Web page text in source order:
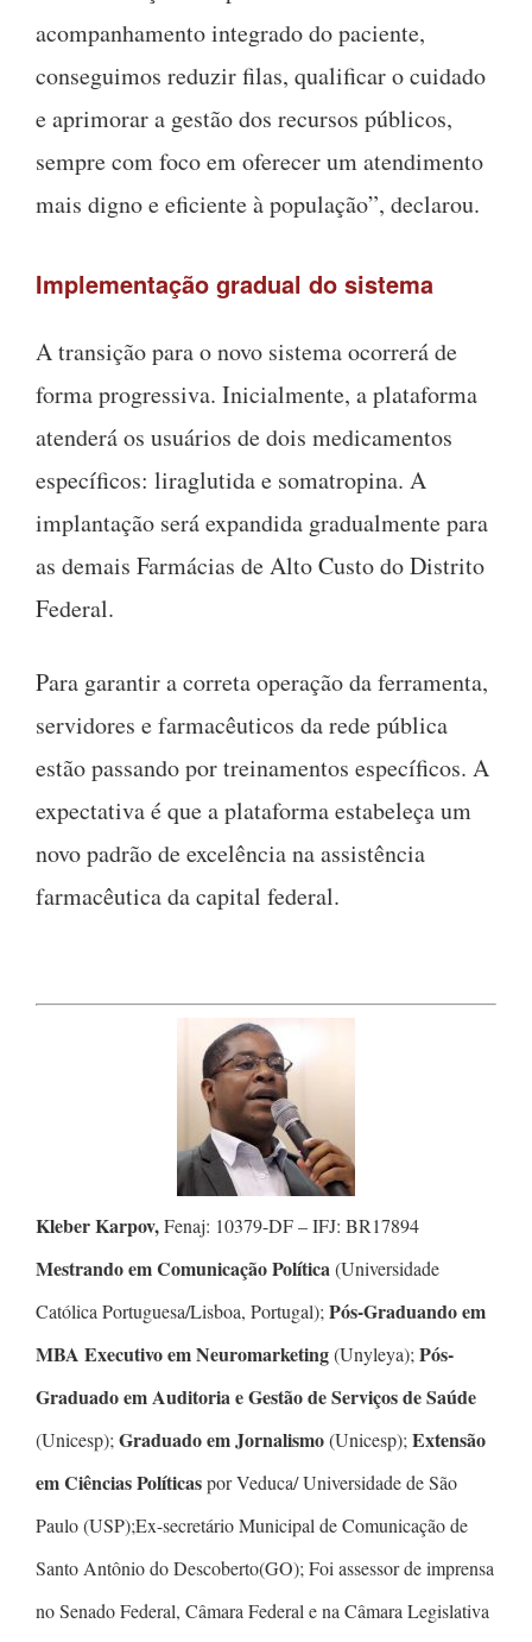
acompanhamento integrado do paciente,
conseguimos reduzir filas, qualificar o cuidado
e aprimorar a gestão dos recursos públicos,
sempre com foco em oferecer um atendimento
mais digno e eficiente à população”, declarou.
Implementação gradual do sistema
A transição para o novo sistema ocorrerá de
forma progressiva. Inicialmente, a plataforma
atenderá os usuários de dois medicamentos
específicos: liraglutida e somatropina. A
implantação será expandida gradualmente para
as demais Farmácias de Alto Custo do Distrito
Federal.
Para garantir a correta operação da ferramenta,
servidores e farmacêuticos da rede pública
estão passando por treinamentos específicos. A
expectativa é que a plataforma estabeleça um
novo padrão de excelência na assistência
farmacêutica da capital federal.
Kleber Karpov,Fenaj: 10379-DF – IFJ: BR17894
Mestrando em Comunicação Política(Universidade
Católica Portuguesa/Lisboa, Portugal); Pós-Graduando em
MBA Executivo em Neuromarketing(Unyleya); Pós-
Graduado em Auditoria e Gestão de Serviços de Saúde
(Unicesp); Graduado em Jornalismo(Unicesp); Extensão
em Ciências Políticaspor Veduca/ Universidade de São
Paulo (USP);Ex-secretário Municipal de Comunicação de
Santo Antônio do Descoberto(GO); Foi assessor de imprensa
no Senado Federal, Câmara Federal e na Câmara Legislativa